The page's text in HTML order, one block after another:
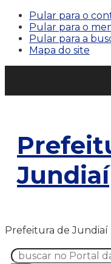
Pular para o
Pular para o
Pular para a
Mapa do site
Jundiaí
Prefeitura de Jundiaí